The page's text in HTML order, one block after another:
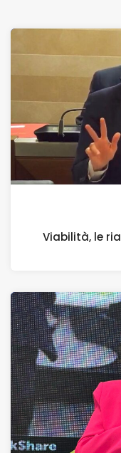
Viabilità, le